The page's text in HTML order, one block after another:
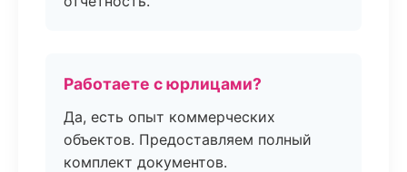
Работаете с юрлицами?
Да, есть опыт коммерческих
объектов. Предоставляем полный
комплект документов.